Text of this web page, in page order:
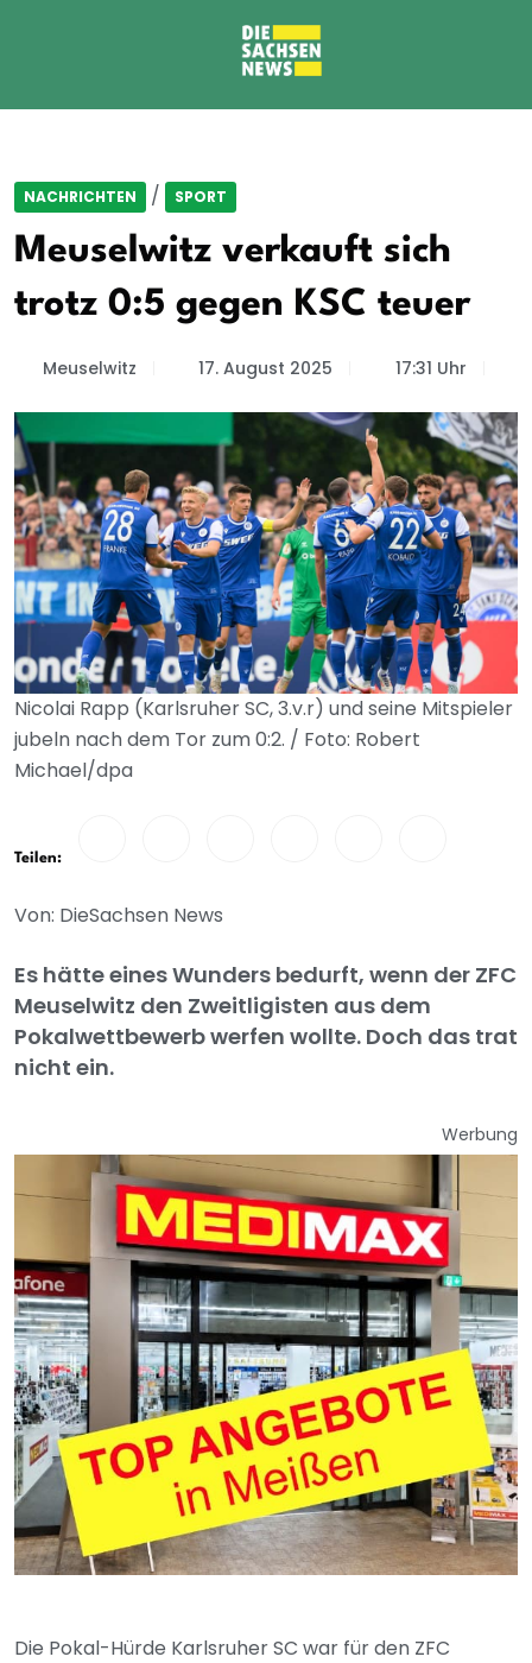
NACHRICHTEN / SPORT
Meuselwitz verkauft sich
trotz 0:5 gegen KSC teuer
Meuselwitz 17. August 2025 17:31 Uhr
Nicolai Rapp (Karlsruher SC, 3.v.r) und seine Mitspieler
jubeln nach dem Tor zum 0:2. / Foto: Robert
Michael/dpa
Teilen:
Von: DieSachsen News
Es hätte eines Wunders bedurft, wenn der ZFC
Meuselwitz den Zweitligisten aus dem
Pokalwettbewerb werfen wollte. Doch das trat
nicht ein.
Werbung
Die Pokal-Hürde Karlsruher SC war für den ZFC